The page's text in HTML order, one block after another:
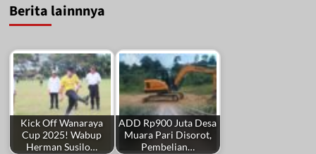
Berita lainnnya
Kick Off Wanaraya
Cup 2025! Wabup
Herman Susilo…
ADD Rp900 Juta Desa
Muara Pari Disorot,
Pembelian…